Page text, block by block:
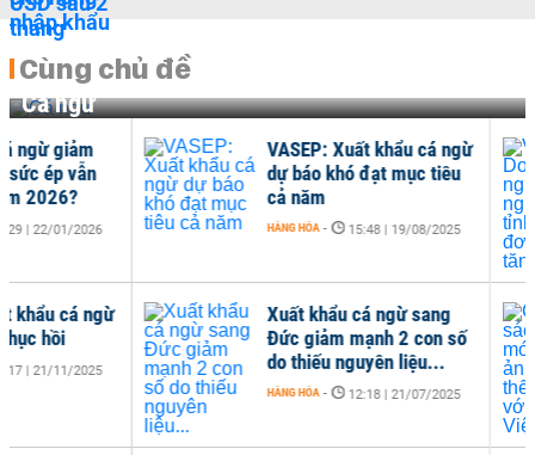
Cùng chủ đề
Cá ngừ
VASEP: Xuất khẩu cá ngừ
dự báo khó đạt mục tiêu
cả năm
HÀNG HÓA - 15:48 | 19/08/2025
Xuất khẩu cá ngừ sang
Đức giảm mạnh 2 con số
do thiếu nguyên liệu...
HÀNG HÓA - 12:18 | 21/07/2025
Mỹ
với